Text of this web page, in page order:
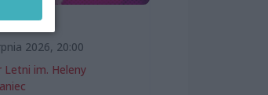
2026, 20:00
Letni im. Heleny